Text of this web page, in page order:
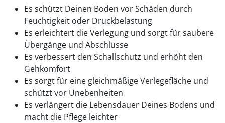
Es schützt Deinen Boden vor Schäden durch
Feuchtigkeit oder Druckbelastung
Es erleichtert die Verlegung und sorgt für saubere
Übergänge und Abschlüsse
Es verbessert den Schallschutz und erhöht den
Gehkomfort
Es sorgt für eine gleichmäßige Verlegefläche und
schützt vor Unebenheiten
Es verlängert die Lebensdauer Deines Bodens und
macht die Pflege leichter